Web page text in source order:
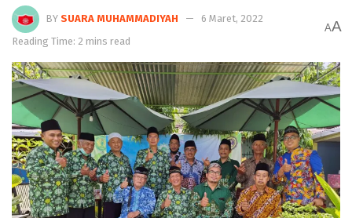
BY SUARA MUHAMMADIYAH
6 Maret, 2022
Reading Time: 2 mins read
AA